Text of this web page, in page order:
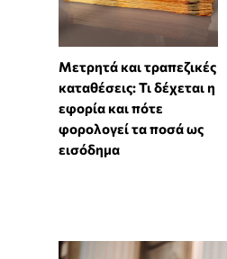
Μετρητά και τραπεζικές
καταθέσεις: Τι δέχεται η
εφορία και πότε
φορολογεί τα ποσά ως
εισόδημα